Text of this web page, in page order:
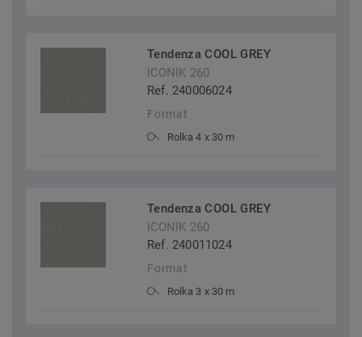
Tendenza COOL GREY
ICONIK 260
Ref. 240006024
Format
Rolka 4 x 30 m
Tendenza COOL GREY
ICONIK 260
Ref. 240011024
Format
Rolka 3 x 30 m